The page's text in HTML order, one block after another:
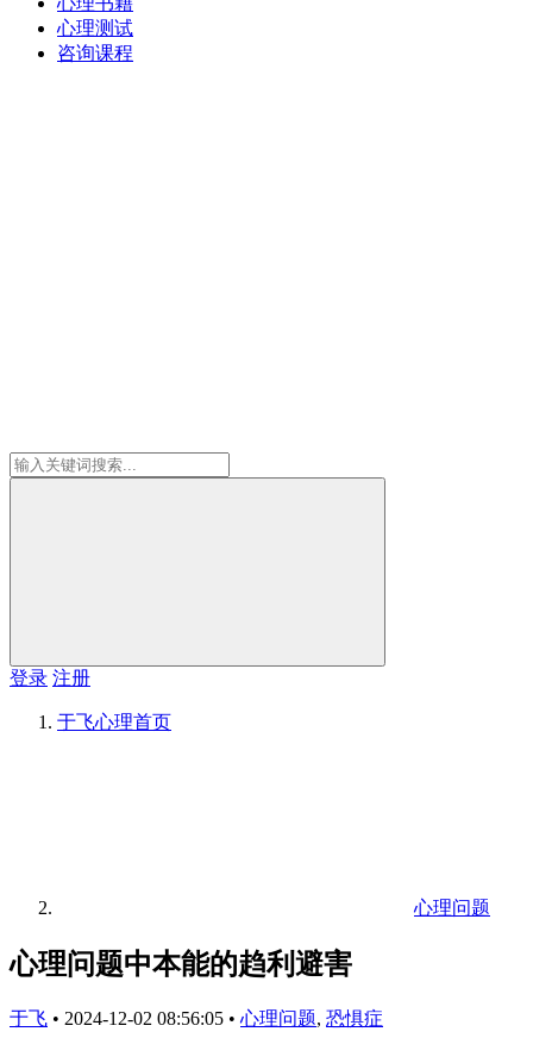
心理测试
咨询课程
登录 注册
于飞心理首页
心理问题
心理问题中本能的趋利避害
于飞 • 2024-12-02 08:56:05 • 心理问题, 恐惧症